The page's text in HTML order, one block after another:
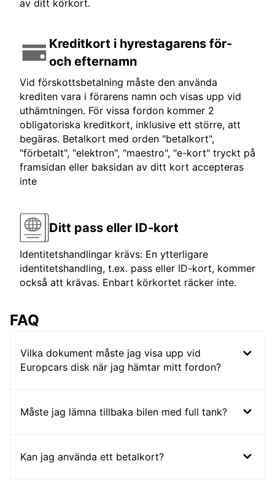
av ditt körkort.
Kreditkort i hyrestagarens för-
och efternamn
Vid förskottsbetalning måste den använda
krediten vara i förarens namn och visas upp vid
uthämtningen. För vissa fordon kommer 2
obligatoriska kreditkort, inklusive ett större, att
begäras. Betalkort med orden "betalkort",
"förbetalt", "elektron", "maestro", "e-kort" tryckt på
framsidan eller baksidan av ditt kort accepteras
inte
Ditt pass eller ID-kort
Identitetshandlingar krävs: En ytterligare
identitetshandling, t.ex. pass eller ID-kort, kommer
också att krävas. Enbart körkortet räcker inte.
FAQ
Vilka dokument måste jag visa upp vid
Europcars disk när jag hämtar mitt fordon?
Måste jag lämna tillbaka bilen med full tank?
Kan jag använda ett betalkort?